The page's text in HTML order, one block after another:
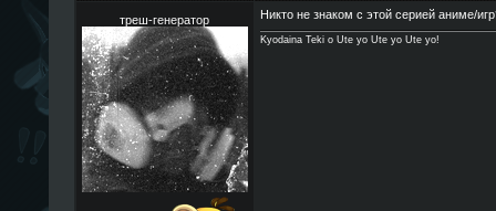
треш-генератор Никто не знаком с этой серией аниме/
Kyodaina Teki o Ute yo Ute yo Ute yo!